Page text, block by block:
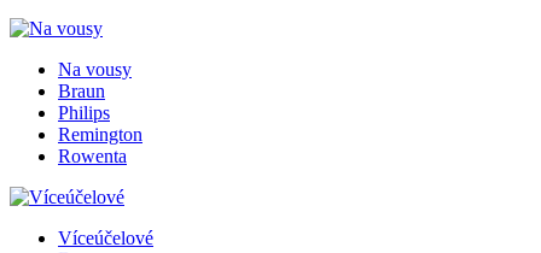
Na vousy
Braun
Philips
Remington
Rowenta
Víceúčelové